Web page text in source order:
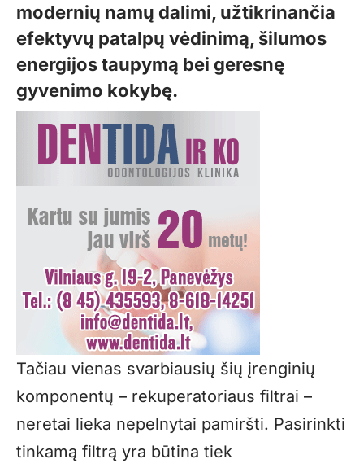
modernių namų dalimi, užtikrinančia
efektyvų patalpų vėdinimą, šilumos
energijos taupymą bei geresnę
gyvenimo kokybę.
Tačiau vienas svarbiausių šių įrenginių
komponentų – rekuperatoriaus filtrai –
neretai lieka nepelnytai pamiršti. Pasirinkti
tinkamą filtrą yra būtina tiek